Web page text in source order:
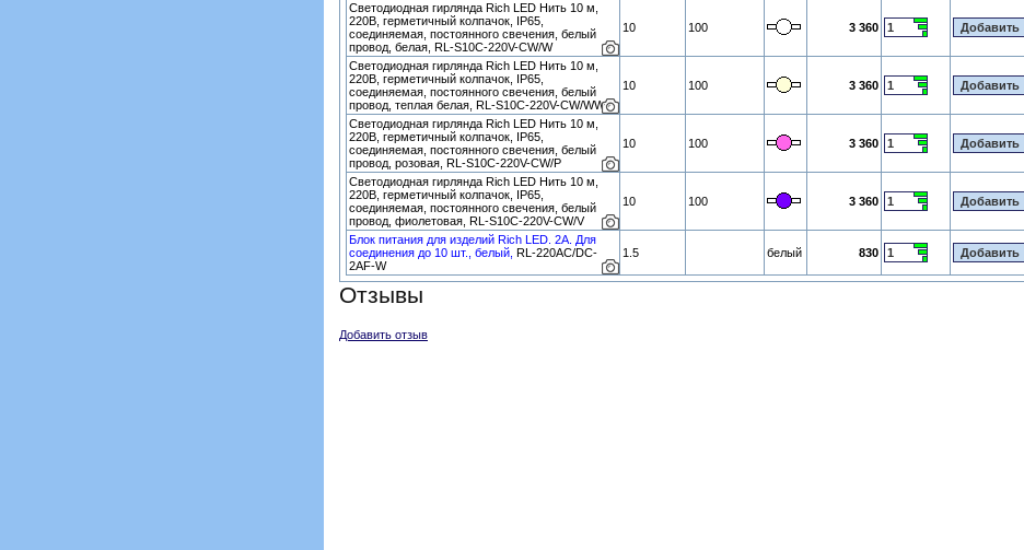
Светодиодная гирлянда Rich LED Нить 10 м,
220В, герметичный колпачок, IP65,
соединяемая, постоянного свечения, белый
провод, белая, RL-S10C-220V-CW/W
10 100 3 360
Светодиодная гирлянда Rich LED Нить 10 м,
220В, герметичный колпачок, IP65,
соединяемая, постоянного свечения, белый
провод, теплая белая, RL-S10C-220V-CW/WW
10 100 3 360
Светодиодная гирлянда Rich LED Нить 10 м,
220В, герметичный колпачок, IP65,
соединяемая, постоянного свечения, белый
провод, розовая, RL-S10C-220V-CW/P
10 100 3 360
Светодиодная гирлянда Rich LED Нить 10 м,
220В, герметичный колпачок, IP65,
соединяемая, постоянного свечения, белый
провод, фиолетовая, RL-S10C-220V-CW/V
10 100 3 360
Блок питания для изделий Rich LED. 2А. Для
соединения до 10 шт., белый, RL-220AC/DC-
2AF-W
1.5 белый 830
Отзывы
Добавить отзыв